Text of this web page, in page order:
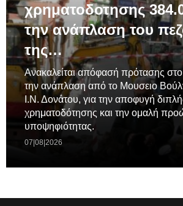
χρηματοδοτησης
την ανάπλαση του
της…
Ανακαλείται απόφασή πρότασης
την ανάπλαση από το Μουσειο
Ι.Ν. Δονάτου, για την αποφυγή
χρηματοδότησης και την ομαλή
υποψηφιότητας.
07|08|2026